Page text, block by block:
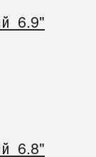
6.9"
6.8"